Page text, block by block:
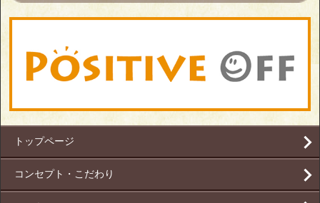
トップページ
コンセプト・こだわり